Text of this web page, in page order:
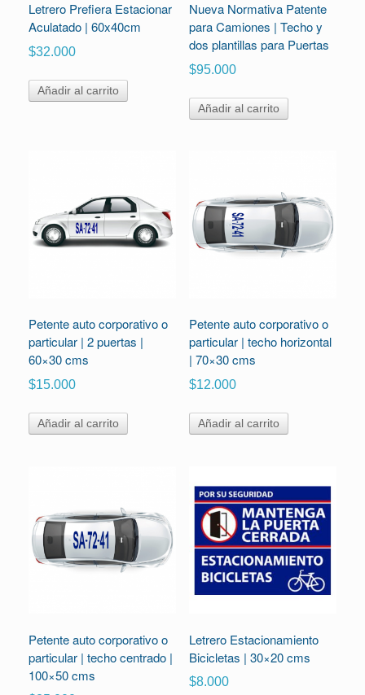
Letrero Prefiera Estacionar
Aculatado | 60x40cm
$32.000
Añadir al carrito
Nueva Normativa Patente
para Camiones | Techo y
dos plantillas para Puertas
$95.000
Añadir al carrito
Petente auto corporativo o
particular | 2 puertas |
60×30 cms
$15.000
Añadir al carrito
Petente auto corporativo o
particular | techo horizontal
| 70×30 cms
$12.000
Añadir al carrito
Petente auto corporativo o
particular | techo centrado |
100×50 cms
Letrero Estacionamiento
Bicicletas | 30×20 cms
$8.000